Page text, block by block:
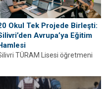
Okul Tek Projede Birleşti:
Avrupa’ya Eğitim
TÜRAM Lisesi öğretmeni
Yaşam Becerileri
2026” projesinde 5 ülkeden...